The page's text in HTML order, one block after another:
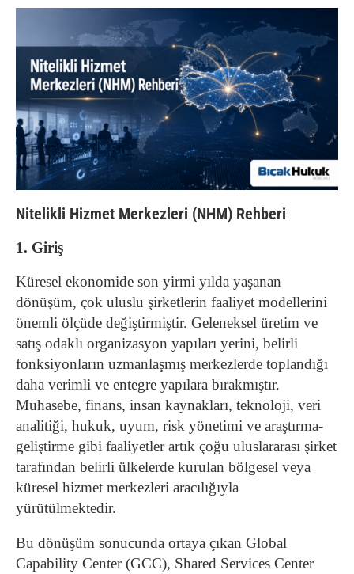
Nitelikli Hizmet Merkezleri (NHM) Rehberi
1. Giriş
Küresel ekonomide son yirmi yılda yaşanan
dönüşüm, çok uluslu şirketlerin faaliyet modellerini
önemli ölçüde değiştirmiştir. Geleneksel üretim ve
satış odaklı organizasyon yapıları yerini, belirli
fonksiyonların uzmanlaşmış merkezlerde toplandığı
daha verimli ve entegre yapılara bırakmıştır.
Muhasebe, finans, insan kaynakları, teknoloji, veri
analitiği, hukuk, uyum, risk yönetimi ve araştırma-
geliştirme gibi faaliyetler artık çoğu uluslararası şirket
tarafından belirli ülkelerde kurulan bölgesel veya
küresel hizmet merkezleri aracılığıyla
yürütülmektedir.
Bu dönüşüm sonucunda ortaya çıkan Global
Capability Center (GCC), Shared Services Center